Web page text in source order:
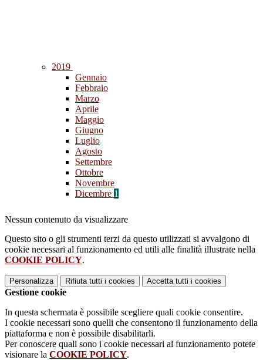
2019
Gennaio
Febbraio
Marzo
Aprile
Maggio
Giugno
Luglio
Agosto
Settembre
Ottobre
Novembre
Dicembre 1
Nessun contenuto da visualizzare
Questo sito o gli strumenti terzi da questo utilizzati si avvalgono di
cookie necessari al funzionamento ed utili alle finalità illustrate nella
COOKIE POLICY.
Personalizza Rifiuta tutti i cookies Accetta tutti i cookies
Gestione cookie
In questa schermata è possibile scegliere quali cookie consentire.
I cookie necessari sono quelli che consentono il funzionamento della
piattaforma e non è possibile disabilitarli.
Per conoscere quali sono i cookie necessari al funzionamento potete
visionare la COOKIE POLICY.